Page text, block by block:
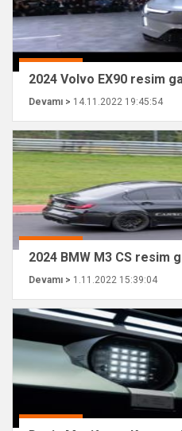
2024 Volvo EX90 resim
Devamı > 14.11.2022 19:45:54
2024 BMW M3 CS resim
Devamı > 1.11.2022 15:39:04